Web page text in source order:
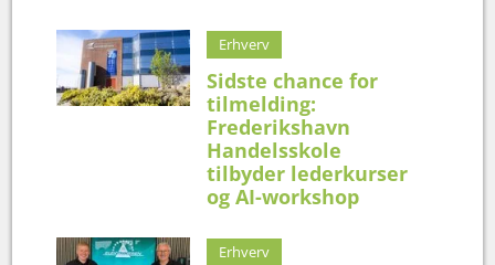
Erhverv
Sidste chance for
tilmelding:
Frederikshavn
Handelsskole
tilbyder lederkurser
og AI-workshop
Erhverv